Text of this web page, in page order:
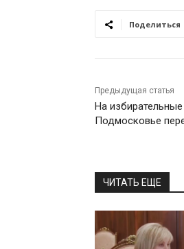
Поделиться
Предыдущая статья
На
Подмосковье
ЧИТАТЬ ЕЩЕ